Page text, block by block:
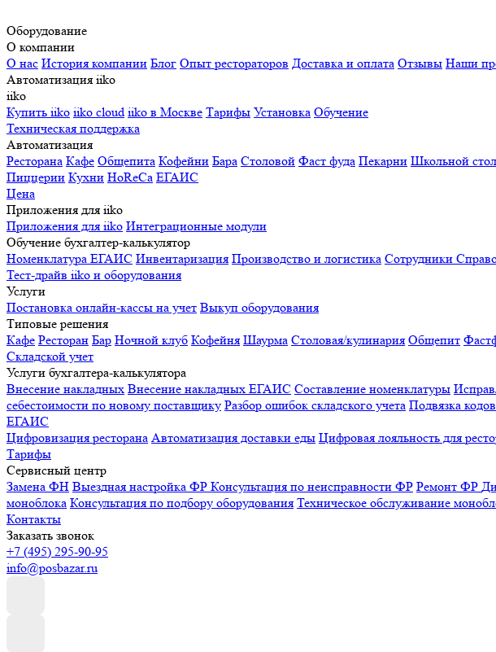
Оборудование
О компании
О нас История компании Блог Опыт рестораторов Доставка и оплата Отзывы Наши
Автоматизация iiko
iiko
Купить iiko iiko cloud iiko в Москве Тарифы Установка Обучение
Техническая поддержка
Автоматизация
Ресторана Кафе Общепита Кофейни Бара Столовой Фаст фуда Пекарни Школьной
Пиццерии Кухни HoReCa ЕГАИС
Цена
Приложения для iiko
Приложения для iiko Интеграционные модули
Обучение бухгалтер-калькулятор
Номенклатура ЕГАИС Инвентаризация Производство и логистика Сотрудники
Тест-драйв iiko и оборудования
Услуги
Постановка онлайн-кассы на учет Выкуп оборудования
Типовые решения
Кафе Ресторан Бар Ночной клуб Кофейня Шаурма Столовая/кулинария Общепит
Складской учет
Услуги бухгалтера-калькулятора
Внесение накладных Внесение накладных ЕГАИС Составление номенклатуры
себестоимости по новому поставщику Разбор ошибок складского учета Подвязка
ЕГАИС
Цифровизация ресторана Автоматизация доставки еды Цифровая лояльность для
Тарифы
Сервисный центр
Замена ФН Выездная настройка ФР Консультация по неисправности ФР Ремонт ФР
моноблока Консультация по подбору оборудования Техническое обслуживание
Контакты
Заказать звонок
+7 (495) 295-90-95
info@posbazar.ru